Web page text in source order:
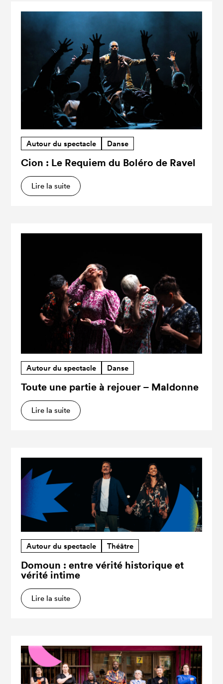
Autour du spectacle Danse
Cion : Le Requiem du Boléro de Ravel
Lire la suite
Autour du spectacle Danse
Toute une partie à rejouer – Maldonne
Lire la suite
Autour du spectacle Théâtre
Domoun : entre vérité historique et
vérité intime
Lire la suite